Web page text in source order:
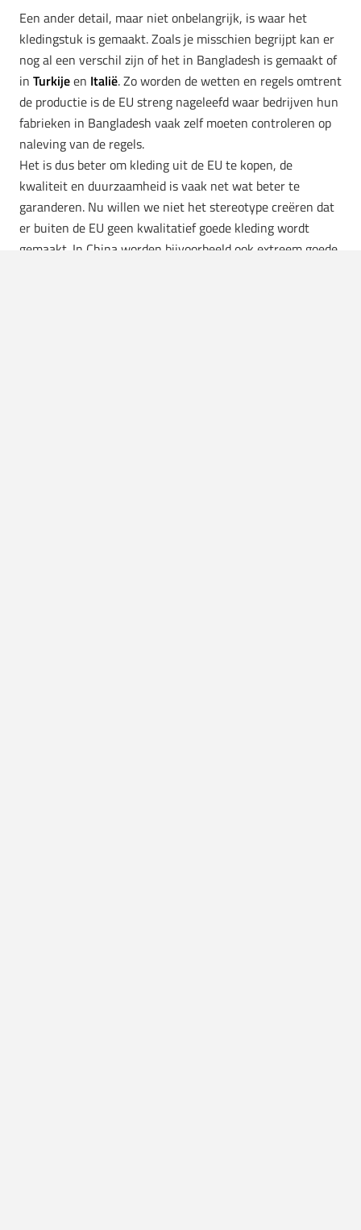
Een ander detail, maar niet onbelangrijk, is waar het
kledingstuk is gemaakt. Zoals je misschien begrijpt kan er
nog al een verschil zijn of het in Bangladesh is gemaakt of
in Turkijeen Italië. Zo worden de wetten en regels omtrent
de productie is de EU streng nageleefd waar bedrijven hun
fabrieken in Bangladesh vaak zelf moeten controleren op
naleving van de regels.
Het is dus beter om kleding uit de EU te kopen, de
kwaliteit en duurzaamheid is vaak net wat beter te
garanderen. Nu willen we niet het stereotype creëren dat
er buiten de EU geen kwalitatief goede kleding wordt
gemaakt. In China worden bijvoorbeeld ook extreem goede